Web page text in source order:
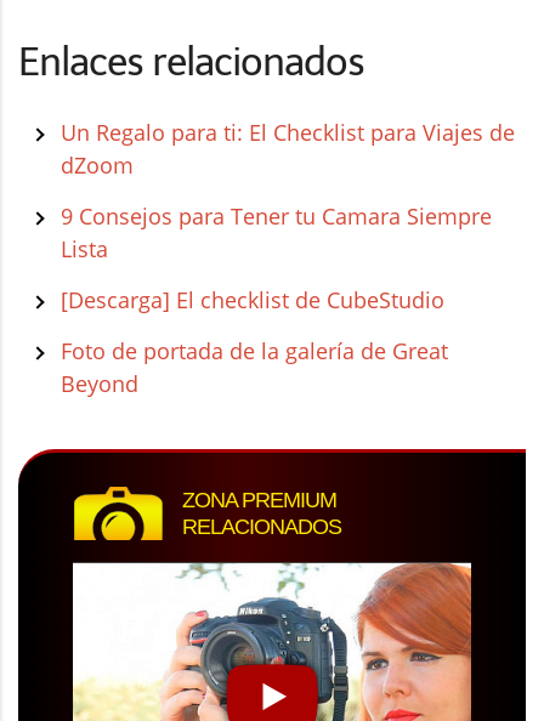
Enlaces relacionados
Un Regalo para ti: El Checklist para Viajes de
dZoom
9 Consejos para Tener tu Camara Siempre
Lista
[Descarga] El checklist de CubeStudio
Foto de portada de la galería de Great
Beyond
ZONA PREMIUM
RELACIONADOS